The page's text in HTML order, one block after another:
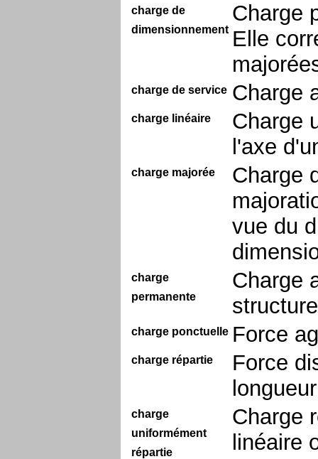
charge de
dimensionnement
Charge
Elle
charge de service Charge
charge linéaire
Charge
l'axe
charge majorée
Charge
vue du
charge
permanente
Charge
charge ponctuelle Force
charge répartie
Force
charge
uniformément
répartie
Charge
linéaire